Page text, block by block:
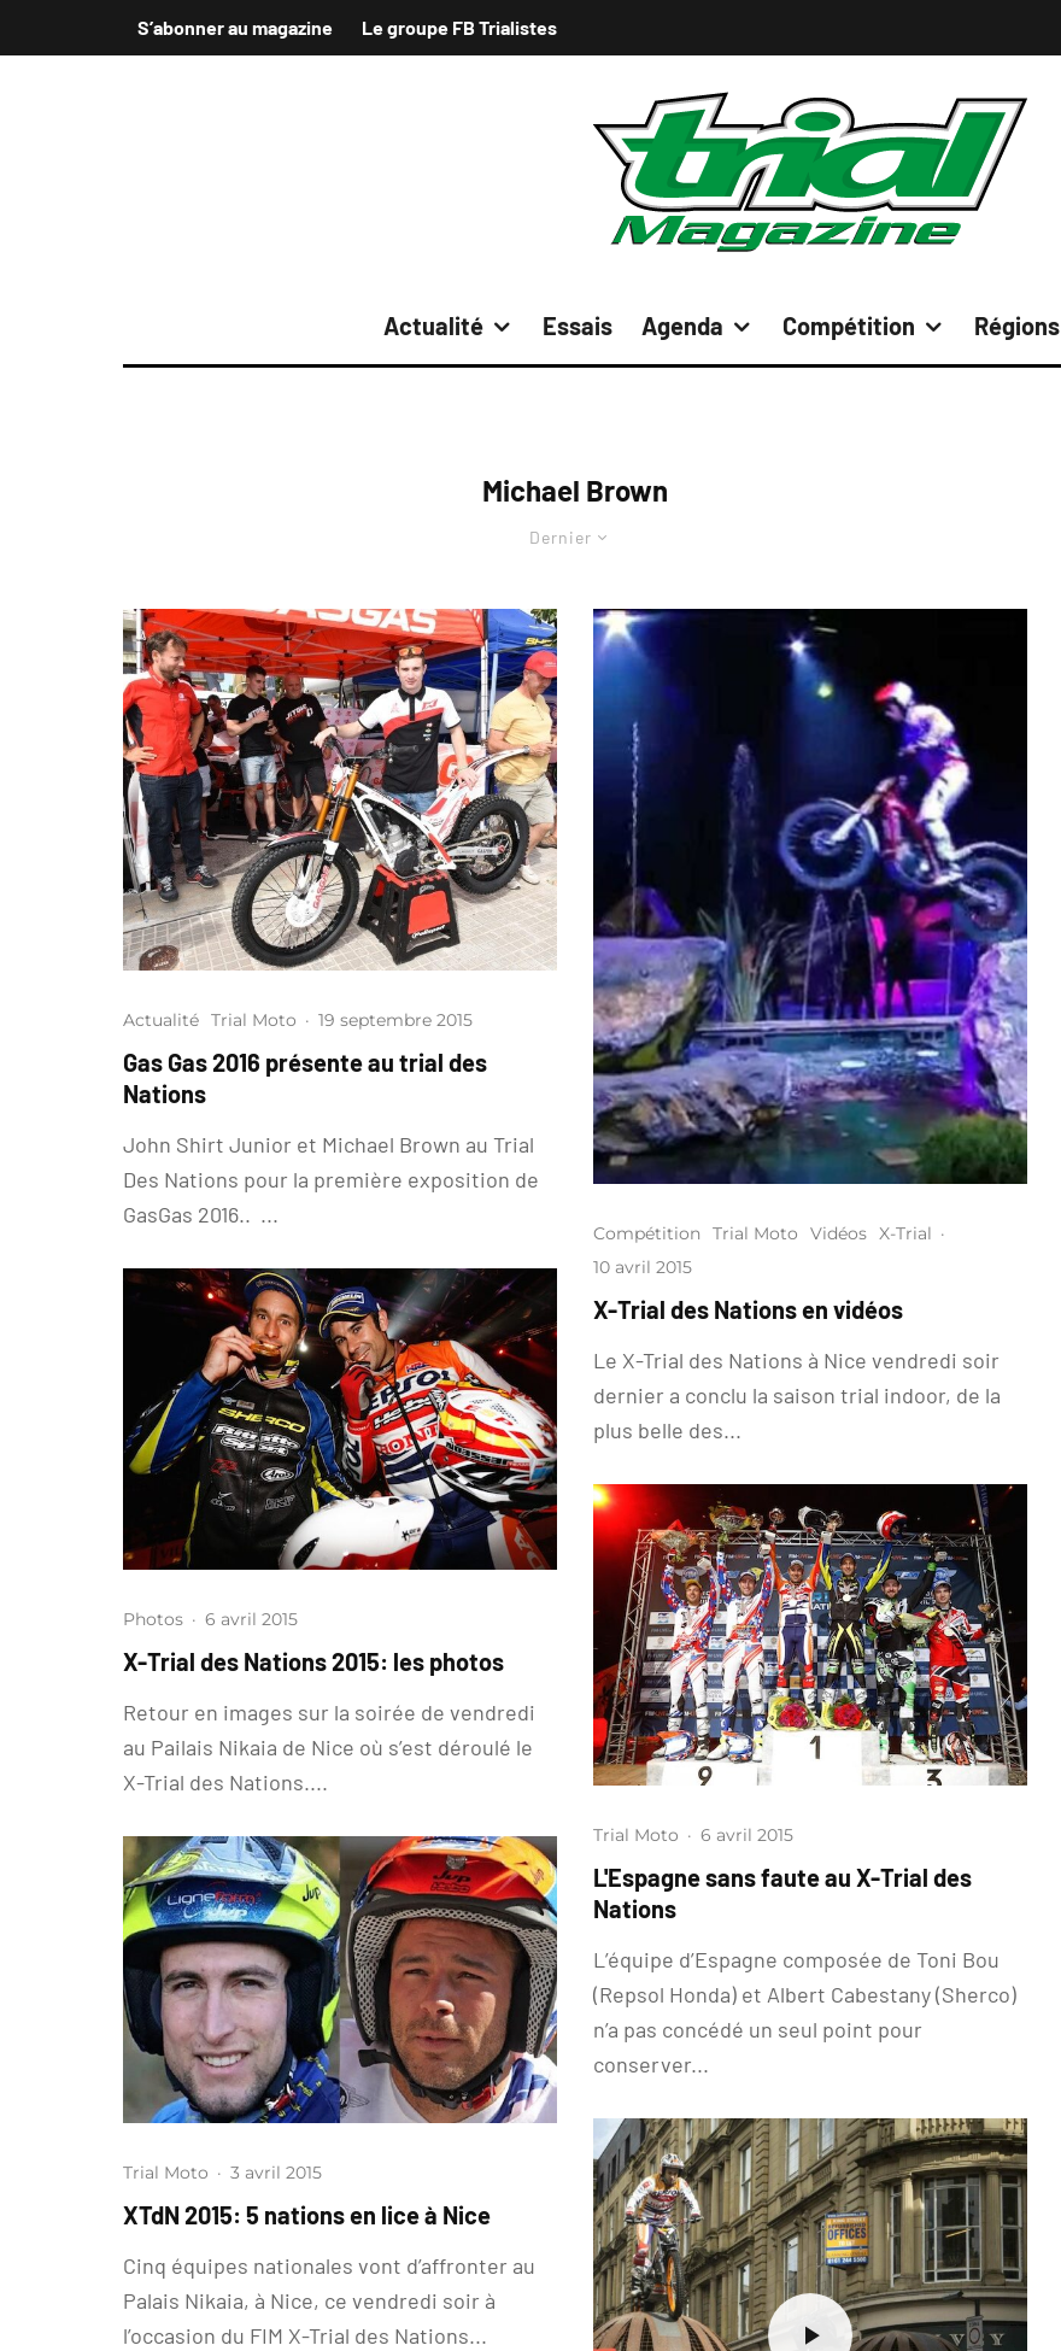
S’abonner au magazine Le groupe FB Trialistes
Actualité Essais Agenda Compétition Régions
Michael Brown
Dernier
Actualité Trial Moto · 19 septembre 2015
Gas Gas 2016 présente au trial des
Nations
John Shirt Junior et Michael Brown au Trial
Des Nations pour la première exposition de
GasGas 2016.. ...
Photos · 6 avril 2015
X-Trial des Nations 2015: les photos
Retour en images sur la soirée de vendredi
au Pailais Nikaia de Nice où s’est déroulé le
X-Trial des Nations....
Trial Moto · 3 avril 2015
XTdN 2015: 5 nations en lice à Nice
Cinq équipes nationales vont d’affronter au
Palais Nikaia, à Nice, ce vendredi soir à
l’occasion du FIM X-Trial des Nations...
Compétition Trial Moto Vidéos X-Trial ·
10 avril 2015
X-Trial des Nations en vidéos
Le X-Trial des Nations à Nice vendredi soir
dernier a conclu la saison trial indoor, de la
plus belle des...
Trial Moto · 6 avril 2015
L'Espagne sans faute au X-Trial des
Nations
L’équipe d’Espagne composée de Toni Bou
(Repsol Honda) et Albert Cabestany (Sherco)
n’a pas concédé un seul point pour
conserver...